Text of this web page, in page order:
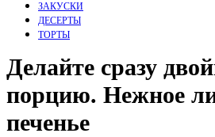
ЗАКУСКИ
ДЕСЕРТЫ
ТОРТЫ
Делайте сразу
порцию. Нежное
печенье